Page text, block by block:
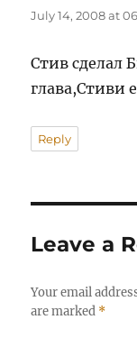
July 14, 2008 at
Стив сделал
глава,Стиви
Reply
Leave a
Your email
are marked *